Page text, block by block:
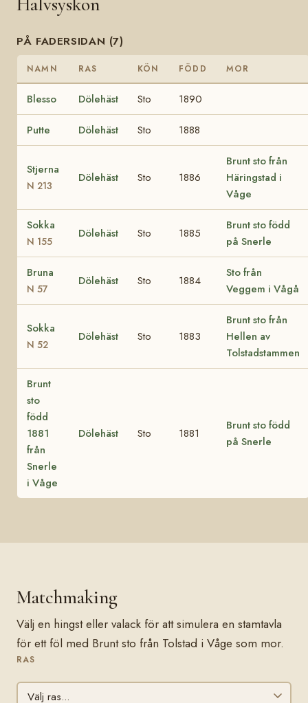
PÅ FADERSIDAN (7)
NAMN RAS KÖN FÖDD MOR
Blesso Dölehäst Sto 1890
Putte Dölehäst Sto 1888
Stjerna
N 213
Dölehäst Sto 1886
Brunt sto från
Häringstad i
Våge
Sokka
N 155
Dölehäst Sto 1885
Brunt sto född
på Snerle
Bruna
N 57
Dölehäst Sto 1884
Sto från
Veggem i Vågå
Sokka
N 52
Dölehäst Sto 1883
Brunt sto från
Hellen av
Tolstadstammen
Brunt
sto
född
1881
från
Snerle
i Våge
Dölehäst Sto 1881
Brunt sto född
på Snerle
Matchmaking
Välj en hingst eller valack för att simulera en stamtavla
för ett föl med Brunt sto från Tolstad i Våge som mor.
RAS